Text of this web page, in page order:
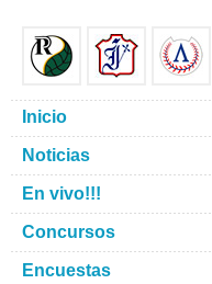
Inicio
Noticias
En vivo!!!
Concursos
Encuestas